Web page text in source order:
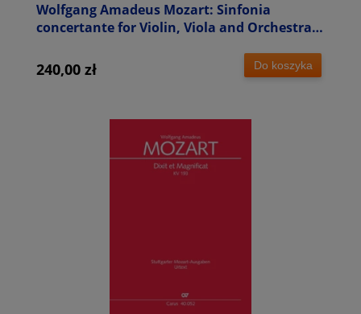
Wolfgang Amadeus Mozart: Sinfonia
concertante for Violin, Viola and Orchestra
koncertująca Es-Dur - partytura
240,00 zł Do koszyka